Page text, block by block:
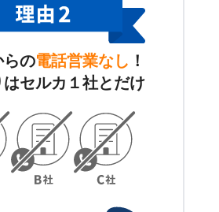
らの電話営業なし ！
セルカ１社とだけ